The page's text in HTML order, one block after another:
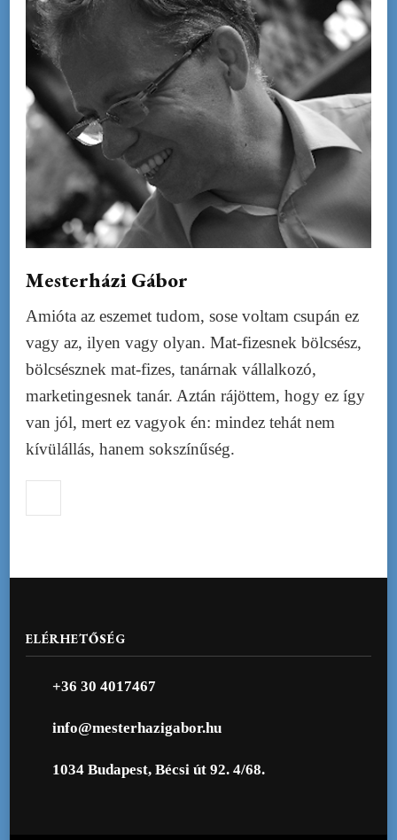
Mesterházi Gábor
Amióta az eszemet tudom, sose voltam csupán ez
vagy az, ilyen vagy olyan. Mat-fizesnek bölcsész,
bölcsésznek mat-fizes, tanárnak vállalkozó,
marketingesnek tanár. Aztán rájöttem, hogy ez így
van jól, mert ez vagyok én: mindez tehát nem
kívülállás, hanem sokszínűség.
ELÉRHETŐSÉG
+36 30 4017467
info@mesterhazigabor.hu
1034 Budapest, Bécsi út 92. 4/68.